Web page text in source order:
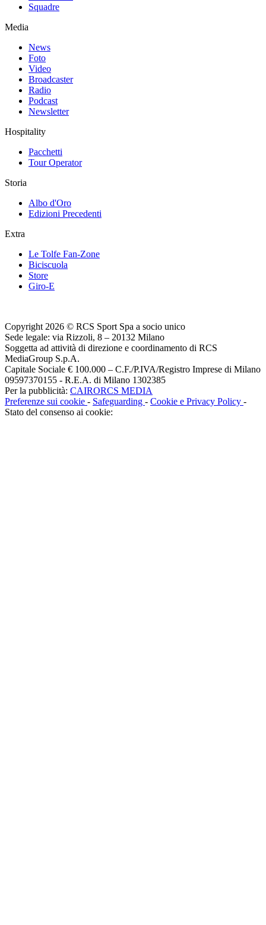
Squadre
Media
News
Foto
Video
Broadcaster
Radio
Podcast
Newsletter
Hospitality
Pacchetti
Tour Operator
Storia
Albo d'Oro
Edizioni Precedenti
Extra
Le Tolfe Fan-Zone
Biciscuola
Store
Giro-E
Copyright 2026 © RCS Sport Spa a socio unico
Sede legale: via Rizzoli, 8 – 20132 Milano
Soggetta ad attività di direzione e coordinamento di RCS
MediaGroup S.p.A.
Capitale Sociale € 100.000 – C.F./P.IVA/Registro Imprese di Milano
09597370155 - R.E.A. di Milano 1302385
Per la pubblicità: CAIRORCS MEDIA
Preferenze sui cookie - Safeguarding - Cookie e Privacy Policy -
Stato del consenso ai cookie: